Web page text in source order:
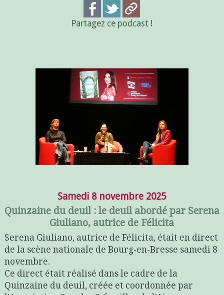
Partagez ce podcast !
Samedi 8 novembre 2025
Quinzaine du deuil : le deuil abordé par Serena
Giuliano, autrice de Félicita
Serena Giuliano, autrice de Félicita, était en direct
de la scène nationale de Bourg-en-Bresse samedi 8
novembre.
Ce direct était réalisé dans le cadre de la
Quinzaine du deuil, créée et coordonnée par